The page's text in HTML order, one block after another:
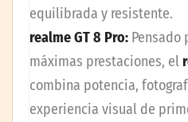
equilibrada y resistente.
realme GT 8 Pro: Pensado
máximas prestaciones, el
combina potencia,
experiencia visual de